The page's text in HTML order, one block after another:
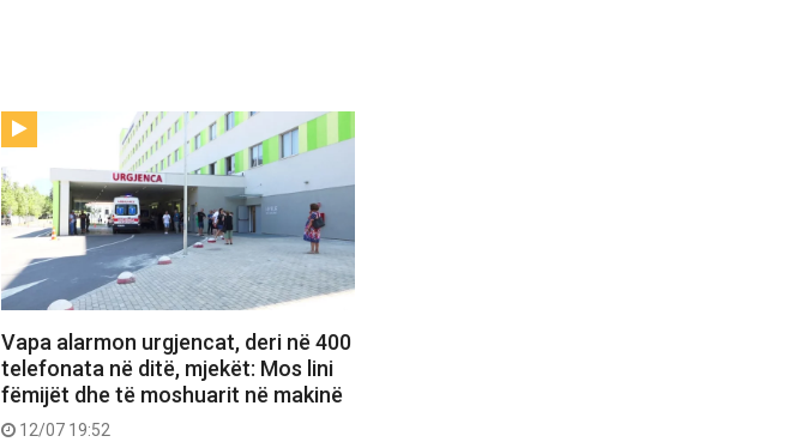
Vapa alarmon urgjencat, deri në 400
telefonata në ditë, mjekët: Mos lini
fëmijët dhe të moshuarit në makinë
12/07 19:52